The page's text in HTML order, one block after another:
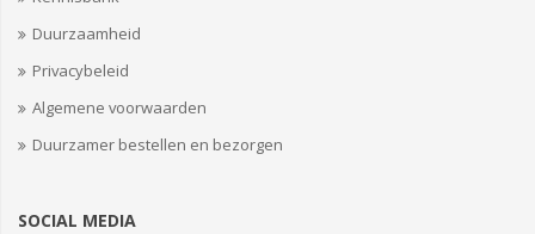
Duurzaamheid
Privacybeleid
Algemene voorwaarden
Duurzamer bestellen en bezorgen
SOCIAL MEDIA